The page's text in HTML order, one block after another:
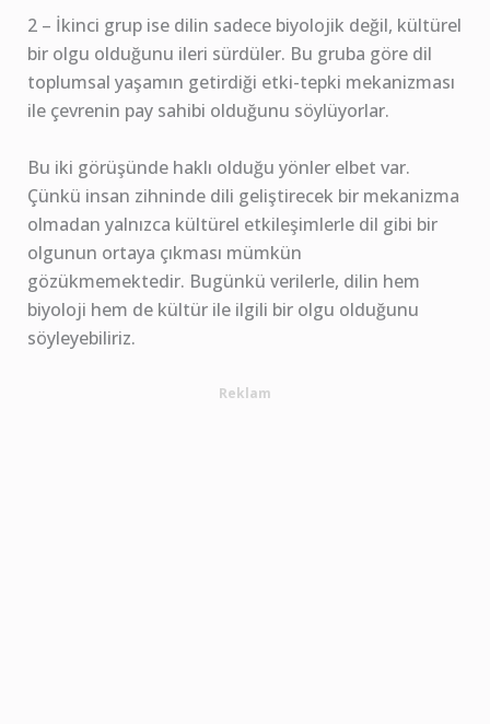
2 – İkinci grup ise dilin sadece biyolojik değil, kültürel
bir olgu olduğunu ileri sürdüler. Bu gruba göre dil
toplumsal yaşamın getirdiği etki-tepki mekanizması
ile çevrenin pay sahibi olduğunu söylüyorlar.
Bu iki görüşünde haklı olduğu yönler elbet var.
Çünkü insan zihninde dili geliştirecek bir mekanizma
olmadan yalnızca kültürel etkileşimlerle dil gibi bir
olgunun ortaya çıkması mümkün
gözükmemektedir. Bugünkü verilerle, dilin hem
biyoloji hem de kültür ile ilgili bir olgu olduğunu
söyleyebiliriz.
Reklam